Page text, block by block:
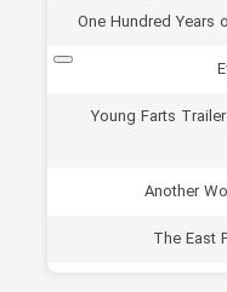
دانلود مستند قطعات تریلر یانگ فارتز Young Farts Trailer